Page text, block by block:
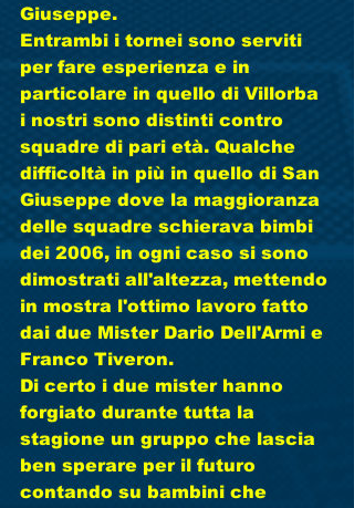
Giuseppe.
Entrambi i tornei sono serviti
per fare esperienza e in
particolare in quello di Villorba
i nostri sono distinti contro
squadre di pari età. Qualche
difficoltà in più in quello di San
Giuseppe dove la maggioranza
delle squadre schierava bimbi
dei 2006, in ogni caso si sono
dimostrati all'altezza, mettendo
in mostra l'ottimo lavoro fatto
dai due Mister Dario Dell'Armi e
Franco Tiveron.
Di certo i due mister hanno
forgiato durante tutta la
stagione un gruppo che lascia
ben sperare per il futuro
contando su bambini che